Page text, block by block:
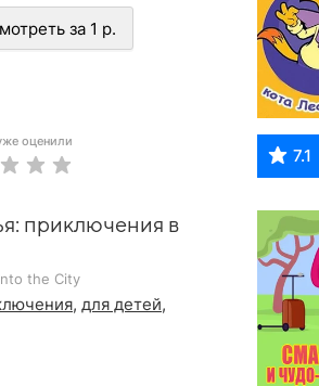
за 1 р.
оценили
7.1
приключения в
the City
, для детей,